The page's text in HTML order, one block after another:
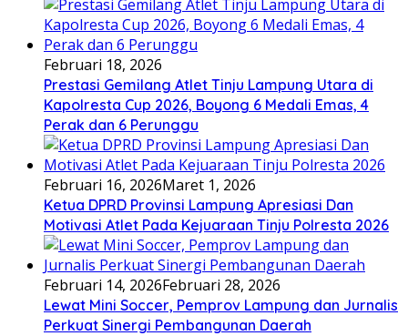
Februari 18, 2026
Prestasi Gemilang Atlet Tinju Lampung Utara di
Kapolresta Cup 2026, Boyong 6 Medali Emas, 4
Perak dan 6 Perunggu
Februari 16, 2026Maret 1, 2026
Ketua DPRD Provinsi Lampung Apresiasi Dan
Motivasi Atlet Pada Kejuaraan Tinju Polresta 2026
Februari 14, 2026Februari 28, 2026
Lewat Mini Soccer, Pemprov Lampung dan Jurnalis
Perkuat Sinergi Pembangunan Daerah